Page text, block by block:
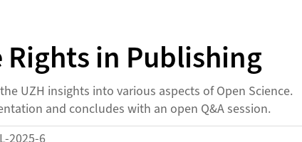
in Publishing
UZH insights into various aspects of Open Science.
and concludes with an open Q&A session.